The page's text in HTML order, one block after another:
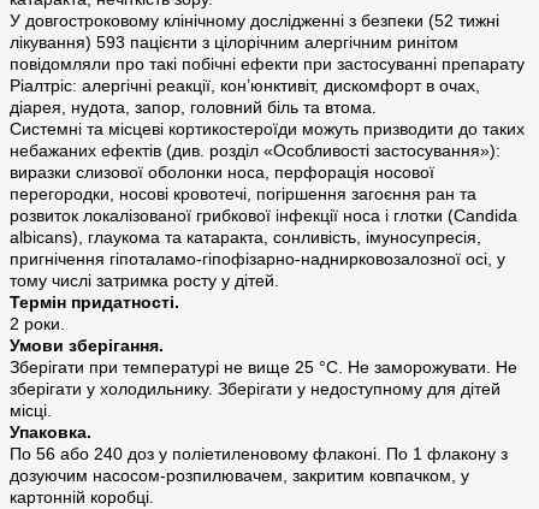
У довгостроковому клінічному дослідженні з безпеки (52 тижні
лікування) 593 пацієнти з цілорічним алергічним ринітом
повідомляли про такі побічні ефекти при застосуванні препарату
Ріалтріс: алергічні реакції, кон’юнктивіт, дискомфорт в очах,
діарея, нудота, запор, головний біль та втома.
Системні та місцеві кортикостероїди можуть призводити до таких
небажаних ефектів (див. розділ «Особливості застосування»):
виразки слизової оболонки носа, перфорація носової
перегородки, носові кровотечі, погіршення загоєння ран та
розвиток локалізованої грибкової інфекції носа і глотки (Candida
albicans), глаукома та катаракта, сонливість, імуносупресія,
пригнічення гіпоталамо-гіпофізарно-наднирковозалозної осі, у
тому числі затримка росту у дітей.
Термін придатності.
2 роки.
Умови зберігання.
Зберігати при температурі не вище 25 °C. Не заморожувати. Не
зберігати у холодильнику. Зберігати у недоступному для дітей
місці.
Упаковка.
По 56 або 240 доз у поліетиленовому флаконі. По 1 флакону з
дозуючим насосом-розпилювачем, закритим ковпачком, у
картонній коробці.